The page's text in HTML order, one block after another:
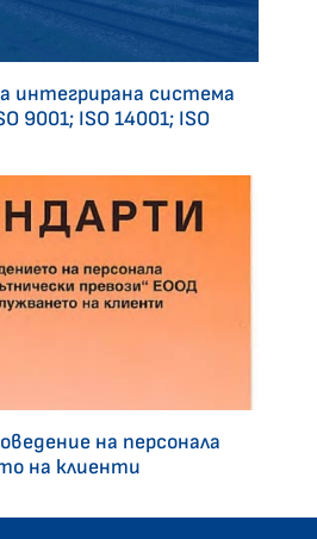
интегрирана система
9001; ISO 14001; ISO
на персонала
на клиенти